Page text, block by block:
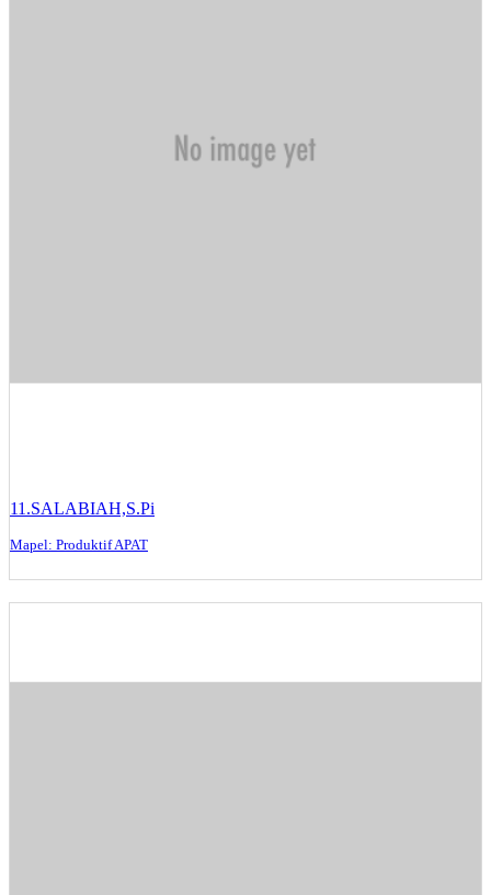
11.SALABIAH,S.Pi
Mapel: Produktif APAT